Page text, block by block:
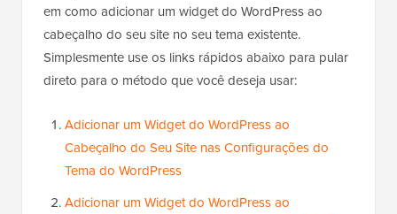
em como adicionar um widget do WordPress ao
cabeçalho do seu site no seu tema existente.
Simplesmente use os links rápidos abaixo para pular
direto para o método que você deseja usar:
Adicionar um Widget do WordPress ao
Cabeçalho do Seu Site nas Configurações do
Tema do WordPress
Adicionar um Widget do WordPress ao